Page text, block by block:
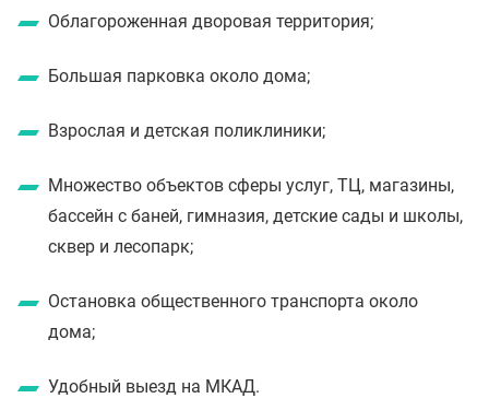
Облагороженная дворовая территория;
Большая парковка около дома;
Взрослая и детская поликлиники;
Множество объектов сферы услуг, ТЦ, магазины,
бассейн с баней, гимназия, детские сады и школы,
сквер и лесопарк;
Остановка общественного транспорта около
дома;
Удобный выезд на МКАД.